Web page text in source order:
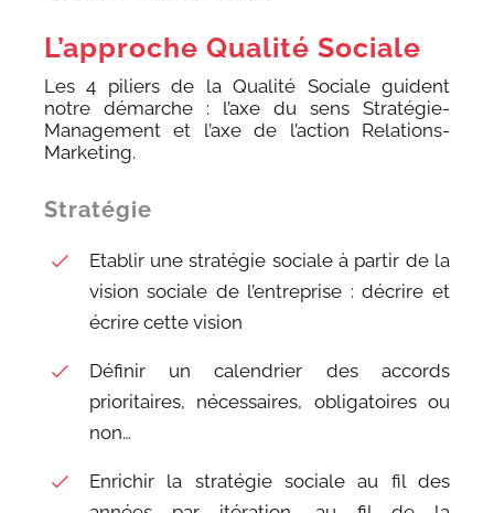
L’approche Qualité Sociale
Les 4 piliers de la Qualité Sociale guident
notre démarche : l’axe du sens Stratégie-
Management et l’axe de l’action Relations-
Marketing.
Stratégie
Etablir une stratégie sociale à partir de la
vision sociale de l’entreprise : décrire et
écrire cette vision
Définir un calendrier des accords
prioritaires, nécessaires, obligatoires ou
non…
Enrichir la stratégie sociale au fil des